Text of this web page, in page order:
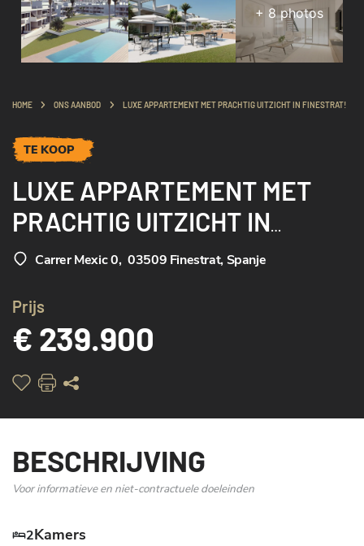
+ 8photos
HOME ONS AANBOD LUXE APPARTEMENT MET PRACHTIG UITZICHT IN FINESTRAT!
TE KOOP
LUXE APPARTEMENT MET
PRACHTIG UITZICHT IN
FINESTRAT!
Carrer Mexic 0, 03509 Finestrat, Spanje
Prijs
€ 239.900
BESCHRIJVING
Voor informatieve en niet-contractuele doeleinden
2Kamers